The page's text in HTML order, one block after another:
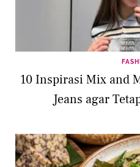
10 Inspirasi Mix and
Jeans agar